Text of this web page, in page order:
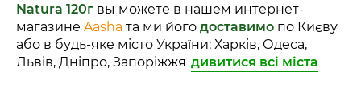
Natura 120г вы можете в нашем интернет-
магазине Aasha та ми його доставимо по Києву
або в будь-яке місто України: Харків, Одеса,
Львів, Дніпро, Запоріжжя дивитися всі міста